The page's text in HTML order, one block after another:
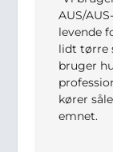
AUS/
levende
lidt tørre
bruger
kører
emnet.